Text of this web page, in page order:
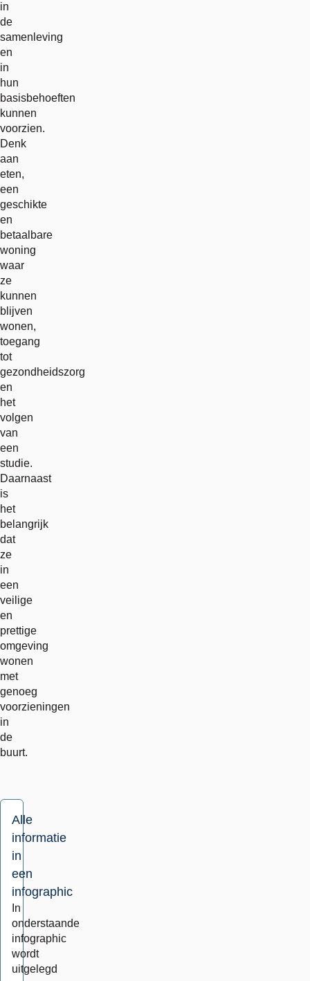
in
de
samenleving
en
in
hun
basisbehoeften
kunnen
voorzien.
Denk
aan
eten,
een
geschikte
en
betaalbare
woning
waar
ze
kunnen
blijven
wonen,
toegang
tot
gezondheidszorg
en
het
volgen
van
een
studie.
Daarnaast
is
het
belangrijk
dat
ze
in
een
veilige
en
prettige
omgeving
wonen
met
genoeg
voorzieningen
in
de
buurt.
Alle
informatie
in
een
infographic
In
onderstaande
infographic
wordt
uitgelegd